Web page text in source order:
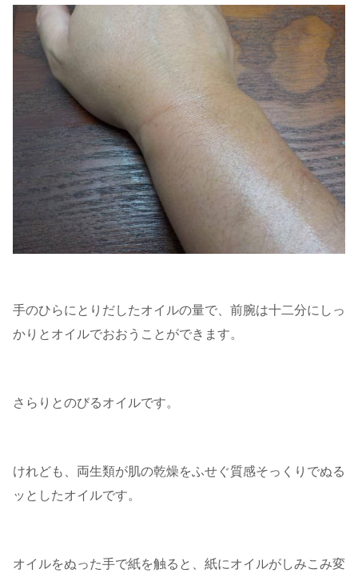
手のひらにとりだしたオイルの量で、前腕は十二分にしっ
かりとオイルでおおうことができます。
さらりとのびるオイルです。
けれども、両生類が肌の乾燥をふせぐ質感そっくりでぬる
ッとしたオイルです。
オイルをぬった手で紙を触ると、紙にオイルがしみこみ変